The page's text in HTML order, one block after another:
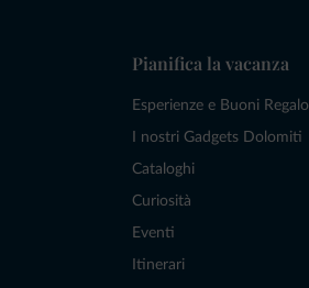
Pianifica la vacanza
Esperienze e Buoni Regalo
I nostri Gadgets Dolomiti
Cataloghi
Curiosità
Eventi
Itinerari